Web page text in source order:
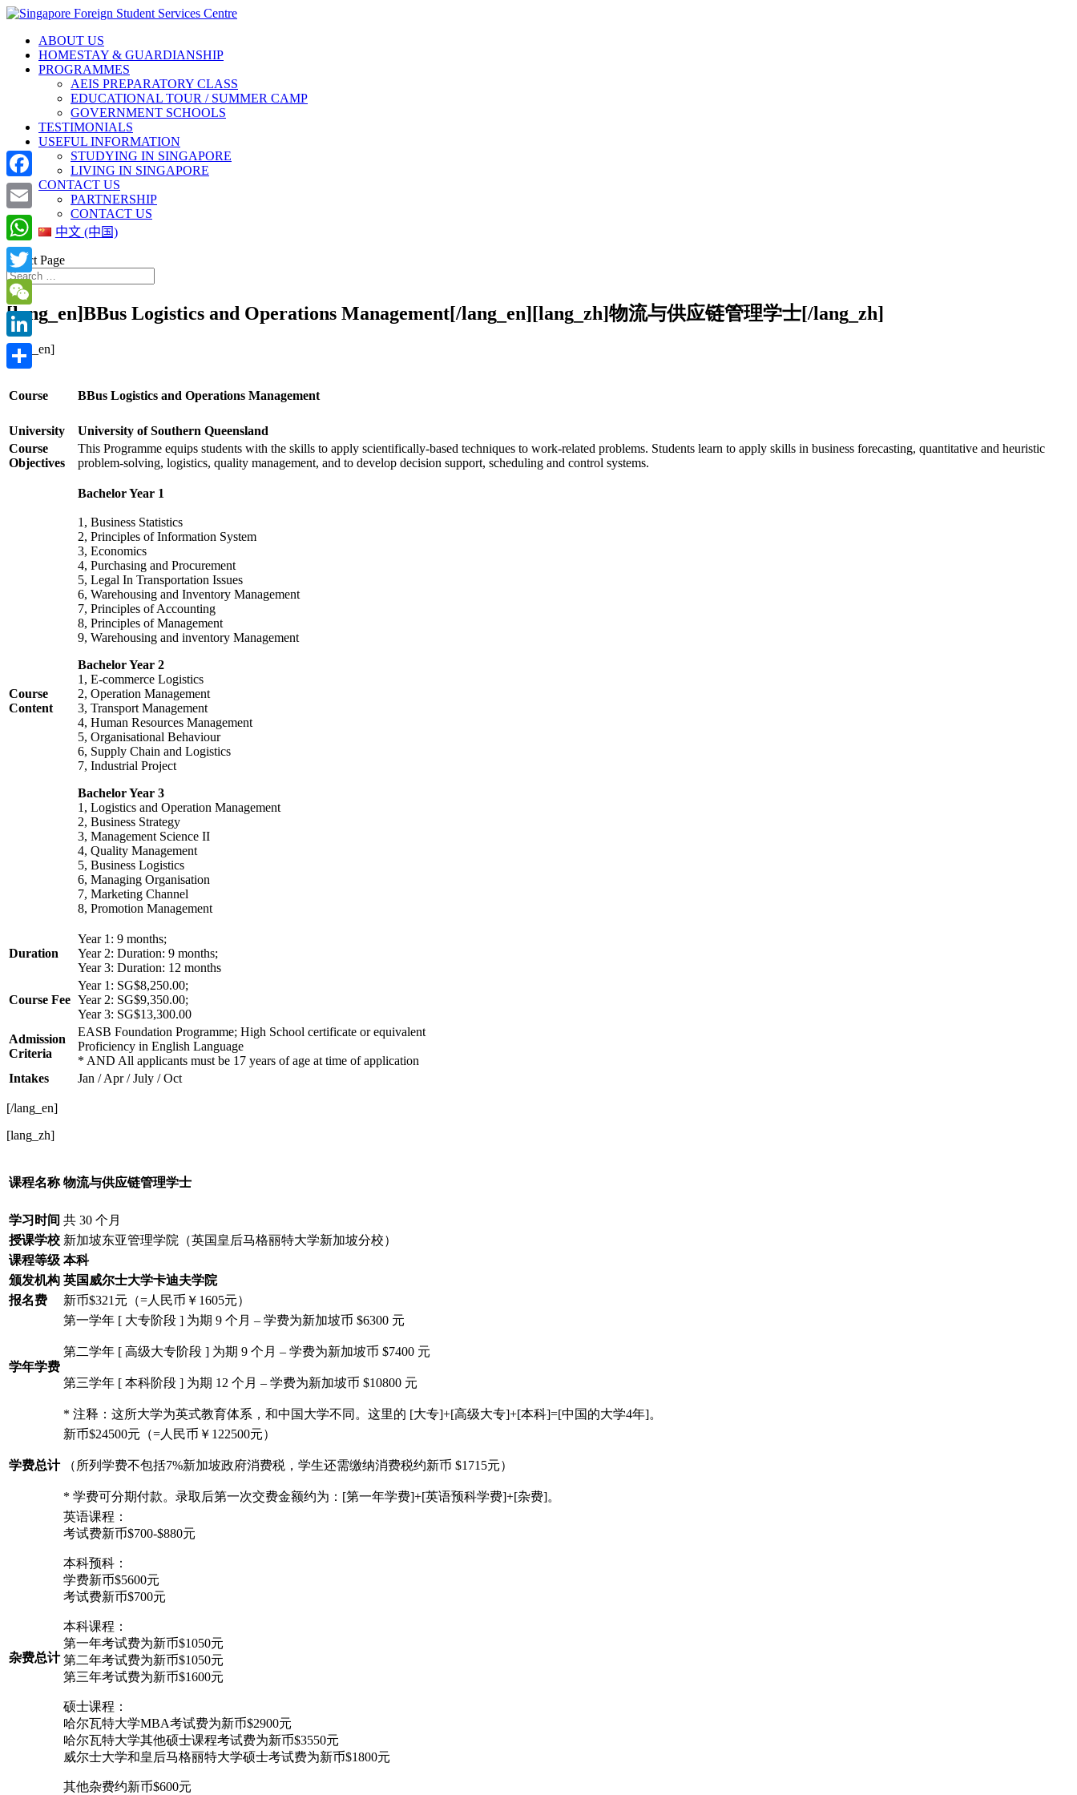
ABOUT US
HOMESTAY & GUARDIANSHIP
PROGRAMMES
AEIS PREPARATORY CLASS
EDUCATIONAL TOUR / SUMMER CAMP
GOVERNMENT SCHOOLS
TESTIMONIALS
USEFUL INFORMATION
STUDYING IN SINGAPORE
LIVING IN SINGAPORE
CONTACT US
PARTNERSHIP
CONTACT US
中文 (中国)
Select Page
[lang_en]BBus Logistics and Operations Management[/lang_en][lang_zh]物流与供应链管理学士[/lang_zh]
[lang_en]
Course BBus Logistics and Operations Management
University
University of Southern Queensland
Course
Objectives
This Programme equips students with the skills to apply scientifically-based techniques to work-related problems. Students learn to apply skills in business forecasting, quantitative and heuristic
problem-solving, logistics, quality management, and to develop decision support, scheduling and control systems.
Course
Content
Bachelor Year 1
1, Business Statistics
2, Principles of Information System
3, Economics
4, Purchasing and Procurement
5, Legal In Transportation Issues
6, Warehousing and Inventory Management
7, Principles of Accounting
8, Principles of Management
9, Warehousing and inventory Management
Bachelor Year 2
1, E-commerce Logistics
2, Operation Management
3, Transport Management
4, Human Resources Management
5, Organisational Behaviour
6, Supply Chain and Logistics
7, Industrial Project
Bachelor Year 3
1, Logistics and Operation Management
2, Business Strategy
3, Management Science II
4, Quality Management
5, Business Logistics
6, Managing Organisation
7, Marketing Channel
8, Promotion Management
Duration
Year 1: 9 months;
Year 2: Duration: 9 months;
Year 3: Duration: 12 months
Course Fee
Year 1: SG$8,250.00;
Year 2: SG$9,350.00;
Year 3: SG$13,300.00
Admission
Criteria
EASB Foundation Programme; High School certificate or equivalent
Proficiency in English Language
* AND All applicants must be 17 years of age at time of application
Intakes
Jan / Apr / July / Oct
[/lang_en]
[lang_zh]
课程名称 物流与供应链管理学士
学习时间 共 30 个月
授课学校 新加坡东亚管理学院（英国皇后马格丽特大学新加坡分校）
课程等级 本科
颁发机构 英国威尔士大学卡迪夫学院
报名费
新币$321元（=人民币￥1605元）
学年学费
第一学年 [ 大专阶段 ] 为期 9 个月 – 学费为新加坡币 $6300 元
第二学年 [ 高级大专阶段 ] 为期 9 个月 – 学费为新加坡币 $7400 元
第三学年 [ 本科阶段 ] 为期 12 个月 – 学费为新加坡币 $10800 元
* 注释：这所大学为英式教育体系，和中国大学不同。这里的 [大专]+[高级大专]+[本科]=[中国的大学4年]。
学费总计
新币$24500元（=人民币￥122500元）
（所列学费不包括7%新加坡政府消费税，学生还需缴纳消费税约新币 $1715元）
* 学费可分期付款。录取后第一次交费金额约为：[第一年学费]+[英语预科学费]+[杂费]。
杂费总计
英语课程：
考试费新币$700-$880元
本科预科：
学费新币$5600元
考试费新币$700元
本科课程：
第一年考试费为新币$1050元
第二年考试费为新币$1050元
第三年考试费为新币$1600元
硕士课程：
哈尔瓦特大学MBA考试费为新币$2900元
哈尔瓦特大学其他硕士课程考试费为新币$3550元
威尔士大学和皇后马格丽特大学硕士考试费为新币$1800元
其他杂费约新币$600元
Facebook
Email
WhatsApp
Twitter
WeChat
LinkedIn